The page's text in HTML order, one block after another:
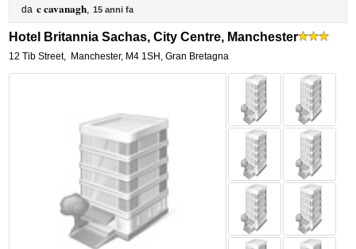
da c cavanagh, 15 anni fa
Hotel Britannia Sachas, City Centre, Manchester
12 Tib Street, Manchester, M4 1SH, Gran Bretagna